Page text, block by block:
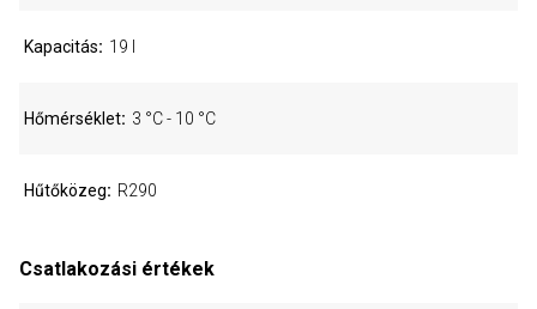
Kapacitás 19 l
Hőmérséklet 3 °C - 10 °C
Hűtőközeg R290
Csatlakozási értékek